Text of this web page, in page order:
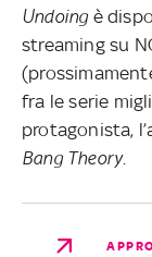
Undoingè
streaming su
fra le serie
protagonista,
Bang Theory.